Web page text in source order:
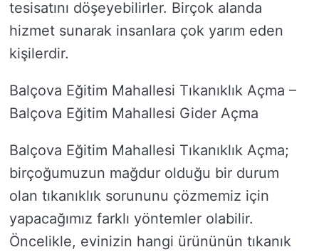
tesisatını döşeyebilirler. Birçok alanda
hizmet sunarak insanlara çok yarım eden
kişilerdir.
Balçova Eğitim Mahallesi Tıkanıklık Açma –
Balçova Eğitim Mahallesi Gider Açma
Balçova Eğitim Mahallesi Tıkanıklık Açma;
birçoğumuzun mağdur olduğu bir durum
olan tıkanıklık sorununu çözmemiz için
yapacağımız farklı yöntemler olabilir.
Öncelikle, evinizin hangi ürününün tıkanık